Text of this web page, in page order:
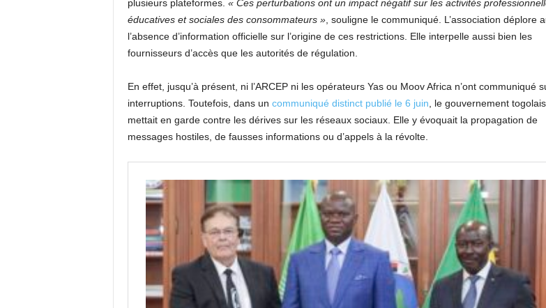
plusieurs plateformes. « Ces perturbations ont un impact négatif sur les activités
éducatives et sociales des consommateurs », souligne le communiqué. L’association déplore
l’absence d’information officielle sur l’origine de ces restrictions. Elle interpelle aussi bien les
fournisseurs d’accès que les autorités de régulation.
En effet, jusqu’à présent, ni l’ARCEP ni les opérateurs Yas ou Moov Africa n’ont communiqué
interruptions. Toutefois, dans un communiqué distinct publié le 6 juin , le gouvernement togolais
mettait en garde contre les dérives sur les réseaux sociaux. Elle y évoquait la propagation de
messages hostiles, de fausses informations ou d’appels à la révolte.